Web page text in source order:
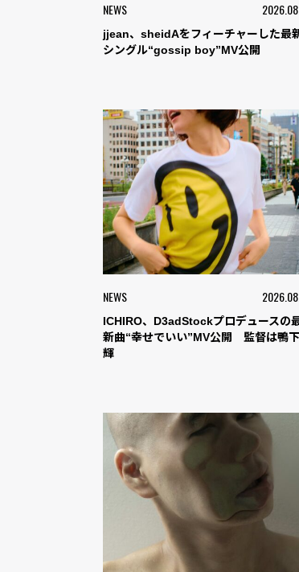
NEWS
jjean、sheidAをフィーチャーした最
シングル“gossip boy”MV公開
NEWS
ICHIRO、D3adStockプロデュースの
新曲“幸せでいい”MV公開 監督は鴨
輝